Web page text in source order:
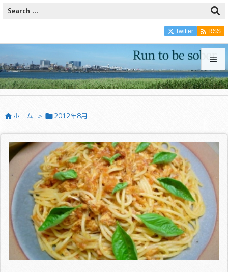



前へ
次へ

検索
Twitter  RSS
 ホーム > 2012年8月